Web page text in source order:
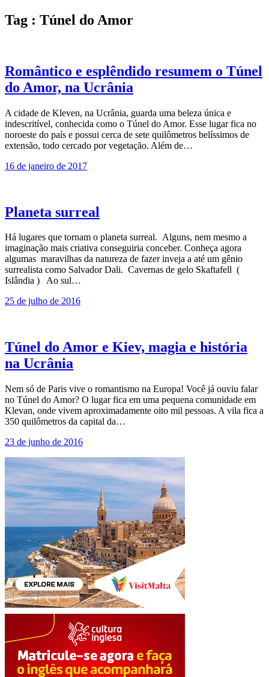
Tag : Túnel do Amor
Romântico e esplêndido resumem o Túnel
do Amor, na Ucrânia
A cidade de Kleven, na Ucrânia, guarda uma beleza única e
indescritível, conhecida como o Túnel do Amor. Esse lugar fica no
noroeste do país e possui cerca de sete quilômetros belíssimos de
extensão, todo cercado por vegetação. Além de…
16 de janeiro de 2017
Planeta surreal
Há lugares que tornam o planeta surreal. Alguns, nem mesmo a
imaginação mais criativa conseguiria conceber. Conheça agora
algumas maravilhas da natureza de fazer inveja a até um gênio
surrealista como Salvador Dali. Cavernas de gelo Skaftafell (
Islândia ) Ao sul…
25 de julho de 2016
Túnel do Amor e Kiev, magia e história
na Ucrânia
Nem só de Paris vive o romantismo na Europa! Você já ouviu falar
no Túnel do Amor? O lugar fica em uma pequena comunidade em
Klevan, onde vivem aproximadamente oito mil pessoas. A vila fica a
350 quilômetros da capital da…
23 de junho de 2016